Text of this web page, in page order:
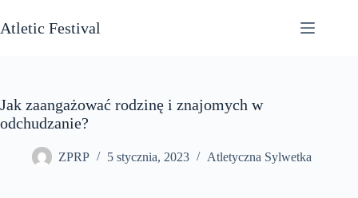
do
treści
Atletic Festival
Jak zaangażować rodzinę i znajomych w
odchudzanie?
ZPRP 5 stycznia, 2023 Atletyczna Sylwetka